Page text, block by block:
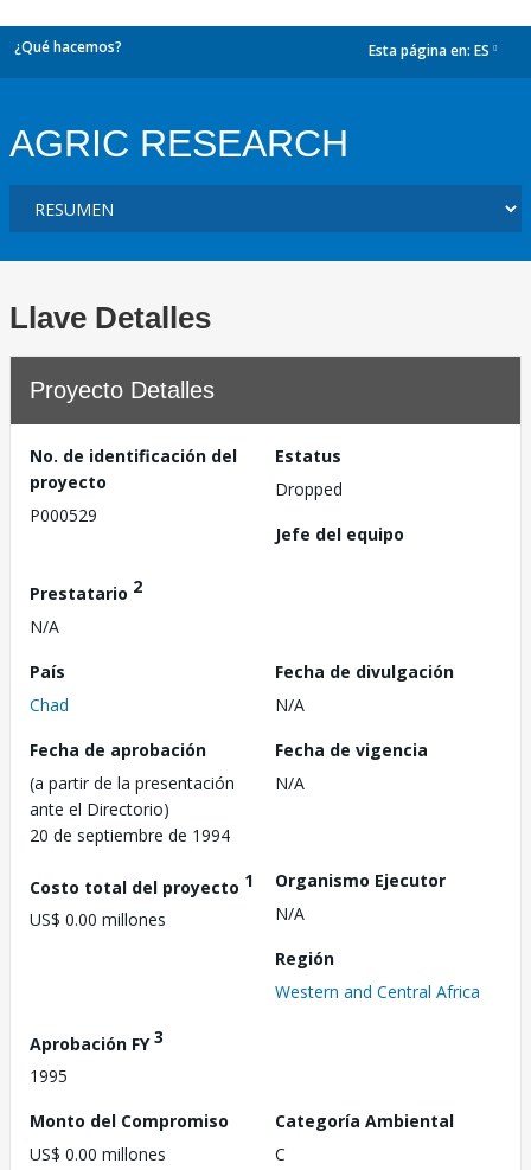
¿Qué hacemos? Esta página en: ES
AGRIC RESEARCH
Llave Detalles
Proyecto Detalles
No. de identificación del
proyecto
P000529
Estatus
Dropped
Jefe del equipo
Prestatario 2
N/A
País
Chad
Fecha de divulgación
N/A
Fecha de aprobación
(a partir de la presentación
ante el Directorio)
20 de septiembre de 1994
Fecha de vigencia
N/A
Costo total del proyecto 1
US$ 0.00 millones
Organismo Ejecutor
N/A
Región
Western and Central Africa
Aprobación FY3
1995
Monto del Compromiso
US$ 0.00 millones
Categoría Ambiental
C